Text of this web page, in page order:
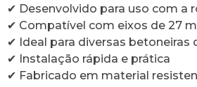
✔ Desenvolvido para uso com a
✔ Compatível com eixos de 27
✔ Ideal para diversas betoneiras
✔ Instalação rápida e prática
✔ Fabricado em material